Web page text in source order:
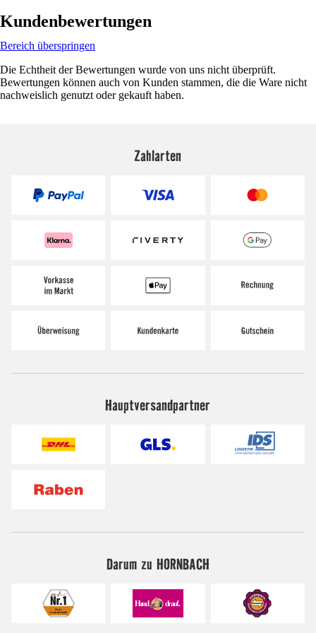
Kundenbewertungen
Bereich überspringen
Die Echtheit der Bewertungen wurde von uns nicht überprüft.
Bewertungen können auch von Kunden stammen, die die Ware nicht
nachweislich genutzt oder gekauft haben.
Zahlarten
Hauptversandpartner
Darum zu HORNBACH